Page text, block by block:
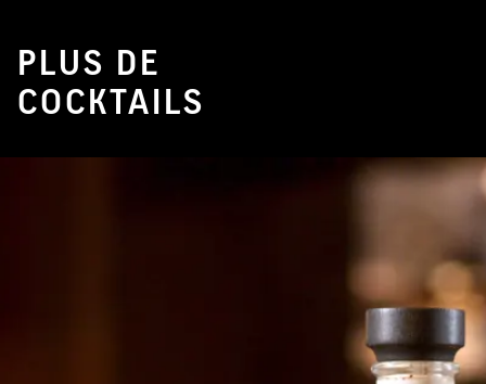
PLUS DE
COCKTAILS